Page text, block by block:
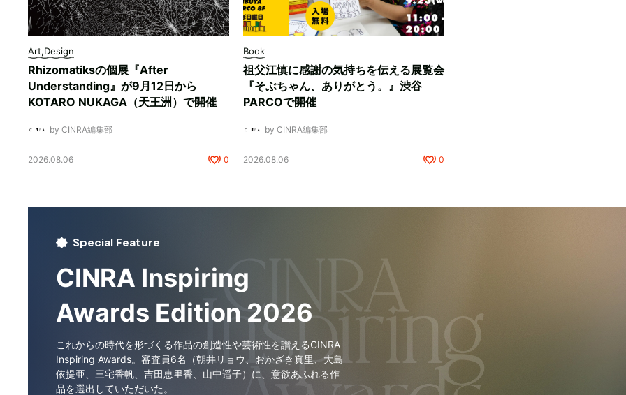
Art,Design
Rhizomatiksの個展『After
Understanding』が9月12日から
KOTARO NUKAGA（天王洲）で開催
by CINRA編集部
2026.08.06 0
Book
祖父江慎に感謝の気持ちを伝える展覧会
『そぶちゃん、ありがとう。』渋谷
PARCOで開催
by CINRA編集部
2026.08.06 0
Special Feature
CINRA Inspiring
Awards Edition 2026
これからの時代を形づくる作品の創造性や芸術性を讃えるCINRA
Inspiring Awards。審査員6名（朝井リョウ、おかざき真里、大島
依提亜、三宅香帆、吉田恵里香、山中遥子）に、意欲あふれる作
品を選出していただいた。